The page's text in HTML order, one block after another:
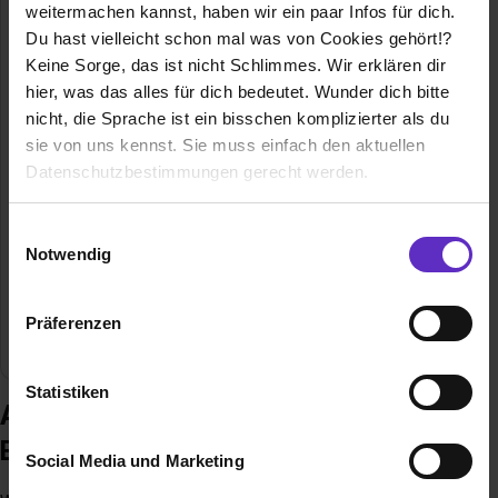
weitermachen kannst, haben wir ein paar Infos für dich.
Du hast vielleicht schon mal was von Cookies gehört!?
Keine Sorge, das ist nicht Schlimmes. Wir erklären dir
hier, was das alles für dich bedeutet. Wunder dich bitte
nicht, die Sprache ist ein bisschen komplizierter als du
sie von uns kennst. Sie muss einfach den aktuellen
Datenschutzbestimmungen gerecht werden.
Benutzung der Webseite getroffenen Einstellungen zu
Webseite zu analysieren („Statistiken“), um
Informationen zu deiner Verwendung unserer Website an
Analysen weiterzugeben und um Inhalte und Anzeigen zu
Notwendig
Präferenzen
Statistiken
Social Media und Marketing
65428 Rüsselsheim am Main
+49 (6142) 899-228
E-Mail anzeigen
Gründungsjahr 1986
Mitarbeiter
Anlagenbau, Metallverarbeitung, Büro,
Ausbildung bei invenio GmbH
Engineering Services